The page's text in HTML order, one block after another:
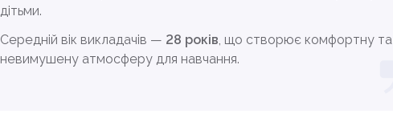
дітьми.
Середній вік викладачів — 28 років, що створює комфортну та
невимушену атмосферу для навчання.